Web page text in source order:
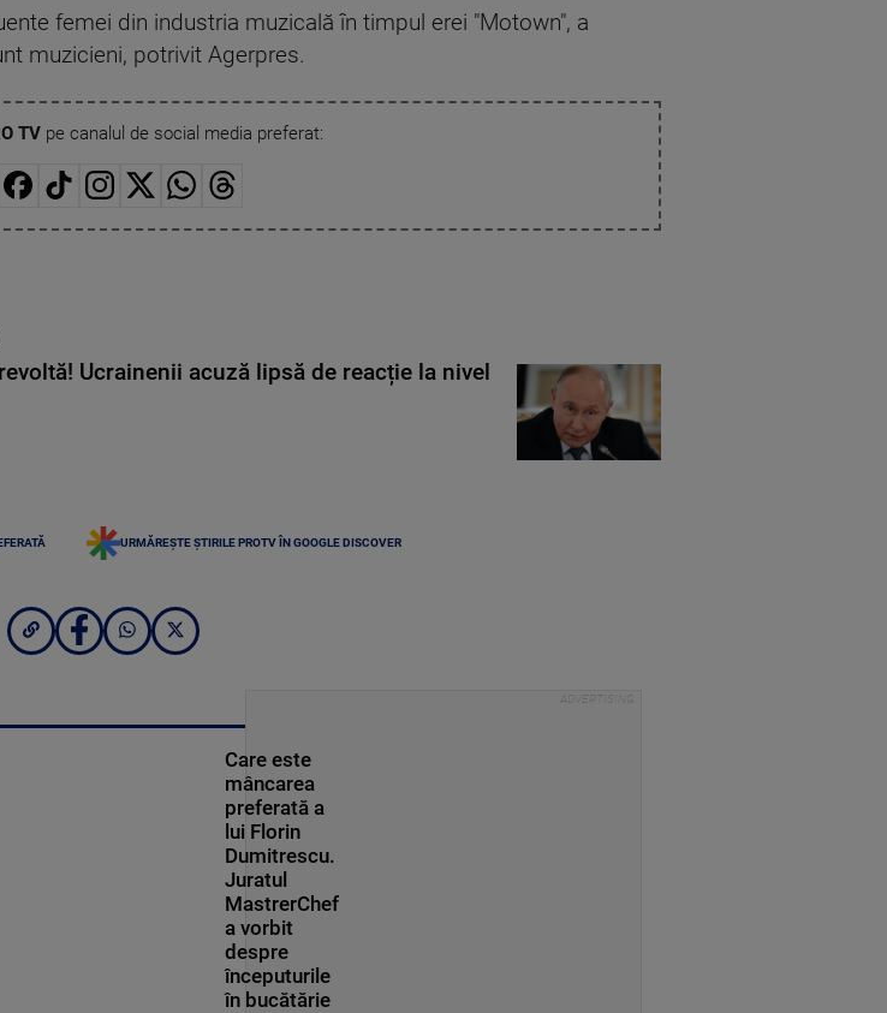
femei din industria muzicală în timpul erei "Motown", a
muzicieni, potrivit Agerpres.
TVpe canalul de social media preferat:
Ucrainenii acuză lipsă de reacție la nivel
URMĂREȘTE ȘTIRILE PROTV ÎN GOOGLE DISCOVER
Care este
mâncarea
preferată a
lui Florin
Dumitrescu.
Juratul
MastrerChef
a vorbit
despre
începuturile
în bucătărie